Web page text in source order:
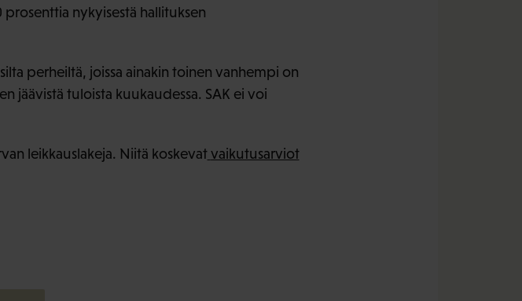
nykyisestä hallituksen
perheiltä, joissa ainakin toinen vanhempi on
jäävistä tuloista kuukaudessa. SAK ei voi
leikkauslakeja. Niitä koskevat vaikutusarviot